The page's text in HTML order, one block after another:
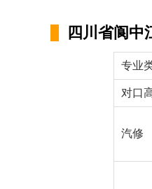
四川省阆中
专业
对口
汽修